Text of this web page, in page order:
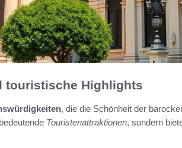
touristische Highlights
, die die Schönheit der
Touristenattraktionen, sondern